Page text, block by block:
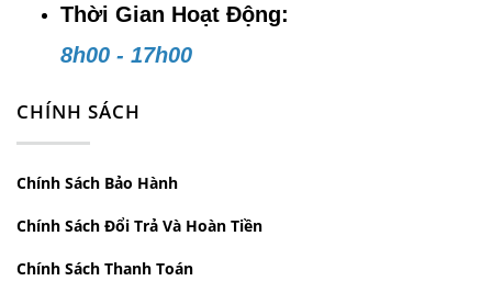
Thời Gian Hoạt Động:
8h00 - 17h00
CHÍNH SÁCH
Chính Sách Bảo Hành
Chính Sách Đổi Trả Và Hoàn Tiền
Chính Sách Thanh Toán